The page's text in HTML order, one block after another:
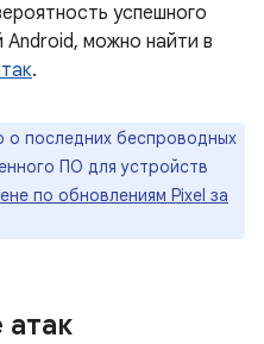
успешного
Android, можно найти в
.
последних беспроводных
ПО для устройств
по обновлениям Pixel за